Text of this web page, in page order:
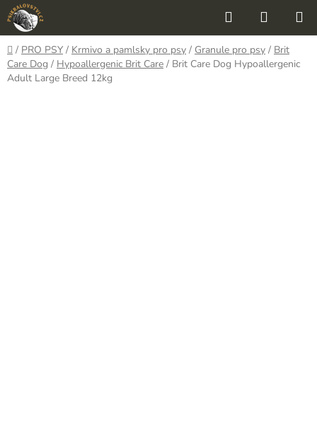
Přejít
na
obsah
Hledat
KOŠÍK
Domů
/ PRO PSY / Krmivo a pamlsky pro psy / Granule pro psy / Brit
Care Dog / Hypoallergenic Brit Care / Brit Care Dog Hypoallergenic
Adult Large Breed 12kg